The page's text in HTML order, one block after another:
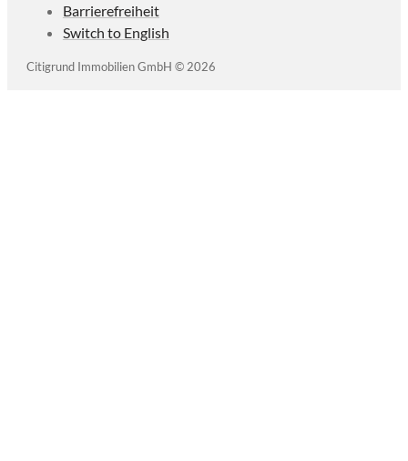
Citigrund Immobilien GmbH © 2026
Barrierefreiheit
Switch to English